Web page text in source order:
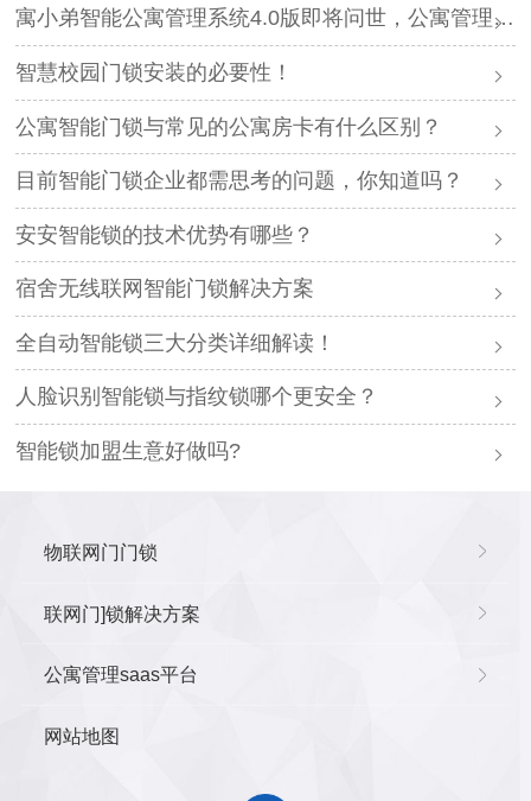
寓小弟智能公寓管理系统4.0版即将问世，公寓管理再升级！
智慧校园门锁安装的必要性！
公寓智能门锁与常见的公寓房卡有什么区别？
目前智能门锁企业都需思考的问题，你知道吗？
安安智能锁的技术优势有哪些？
宿舍无线联网智能门锁解决方案
全自动智能锁三大分类详细解读！
人脸识别智能锁与指纹锁哪个更安全？
智能锁加盟生意好做吗?
物联网门门锁
联网门]锁解决方案
公寓管理saas平台
网站地图